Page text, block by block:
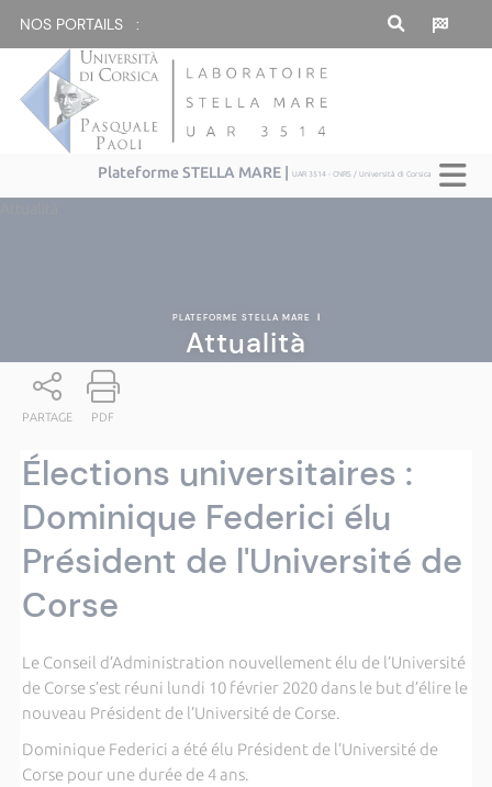
NOS PORTAILS :
Plateforme STELLA MARE |UAR 3514 - CNRS / Università di Corsica
PLATEFORME STELLA MARE |
Attualità
PARTAGE PDF
Élections universitaires :
Dominique Federici élu
Président de l'Université de
Corse
Le Conseil d’Administration nouvellement élu de l’Université
de Corse s’est réuni lundi 10 février 2020 dans le but d’élire le
nouveau Président de l’Université de Corse.
Dominique Federici a été élu Président de l’Université de
Corse pour une durée de 4 ans.